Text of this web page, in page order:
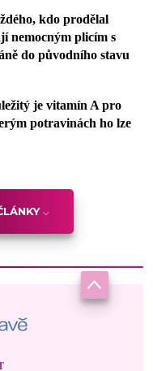
kdo prodělal
nemocným plicím s
do původního stavu
je vitamín A pro
potravinách ho lze